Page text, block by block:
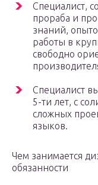
Специалист,
прораба и
знаний,
работы в
свободно
Специалист
5-ти лет, с
сложных
языков.
Чем занимается
обязанности